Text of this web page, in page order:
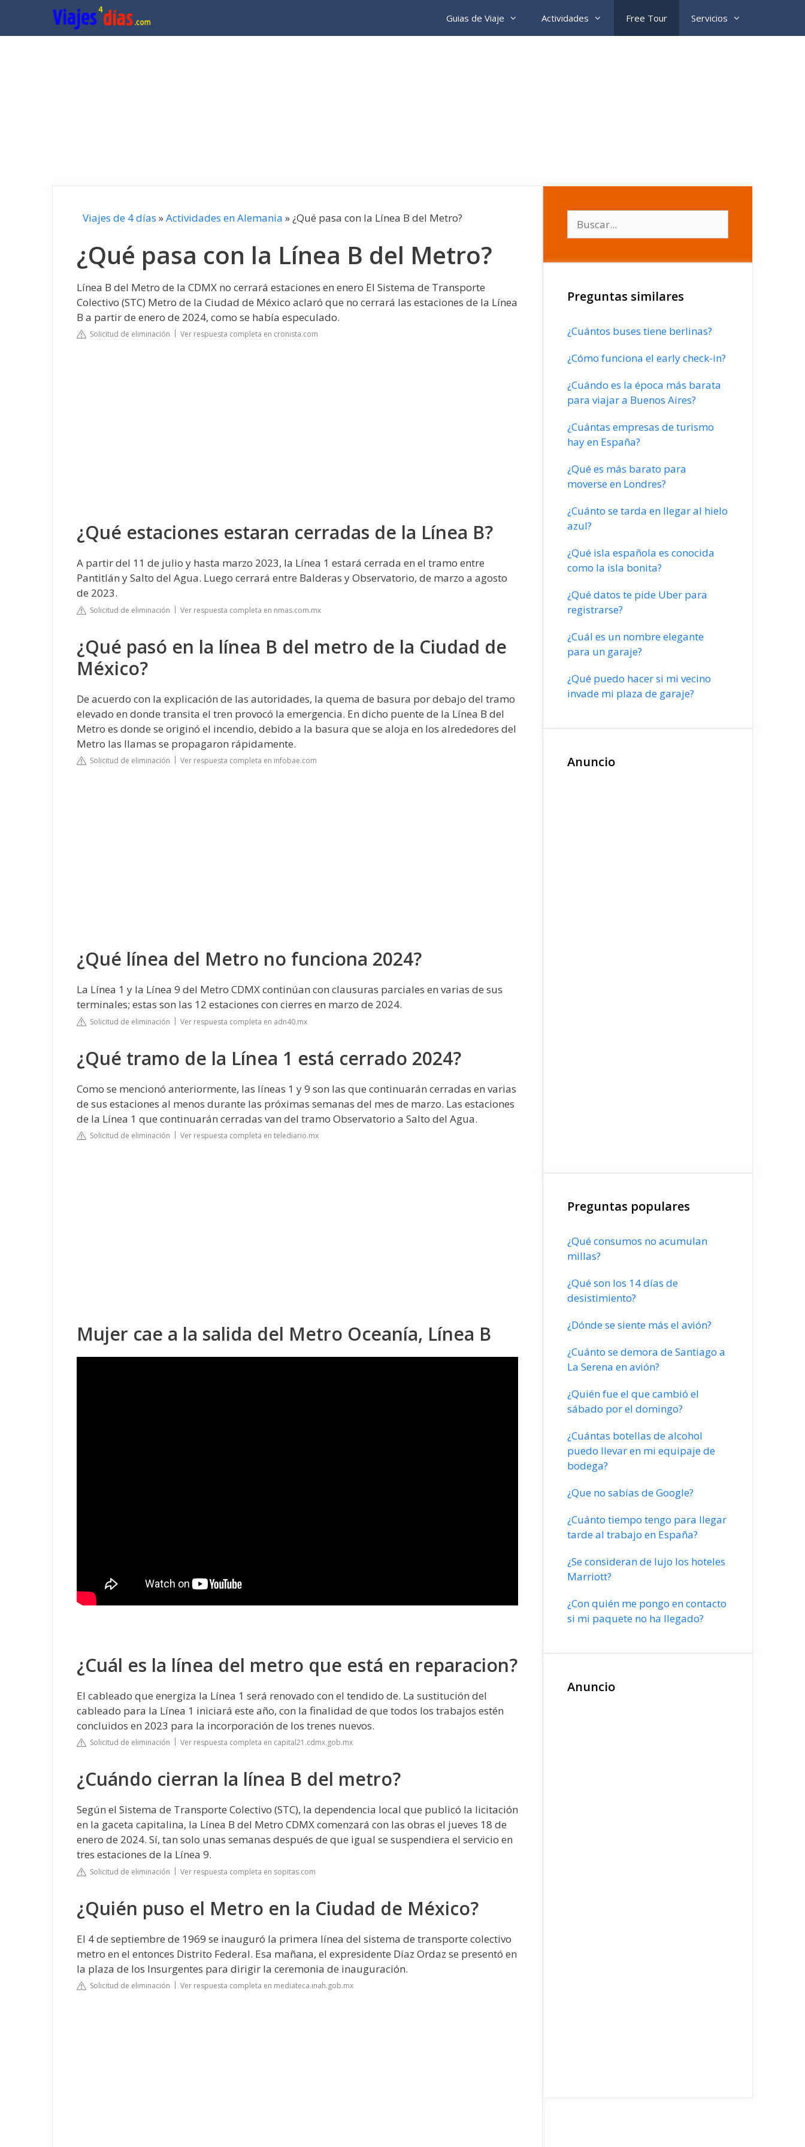
contenido
Guias de Viaje Actividades Free Tour Servicios
Viajes de 4 días »Actividades en Alemania »¿Qué pasa con la Línea B del Metro?
¿Qué pasa con la Línea B del Metro?
Línea B del Metro de la CDMX no cerrará estaciones en enero El Sistema de Transporte
Colectivo (STC) Metro de la Ciudad de México aclaró que no cerrará las estaciones de la Línea
B a partir de enero de 2024, como se había especulado.
Solicitud de eliminación Ver respuesta completa en cronista.com
¿Qué estaciones estaran cerradas de la Línea B?
A partir del 11 de julio y hasta marzo 2023, la Línea 1 estará cerrada en el tramo entre
Pantitlán y Salto del Agua. Luego cerrará entre Balderas y Observatorio, de marzo a agosto
de 2023.
Solicitud de eliminación Ver respuesta completa en nmas.com.mx
¿Qué pasó en la línea B del metro de la Ciudad de
México?
De acuerdo con la explicación de las autoridades, la quema de basura por debajo del tramo
elevado en donde transita el tren provocó la emergencia. En dicho puente de la Línea B del
Metro es donde se originó el incendio, debido a la basura que se aloja en los alrededores del
Metro las llamas se propagaron rápidamente.
Solicitud de eliminación Ver respuesta completa en infobae.com
¿Qué línea del Metro no funciona 2024?
La Línea 1 y la Línea 9 del Metro CDMX continúan con clausuras parciales en varias de sus
terminales; estas son las 12 estaciones con cierres en marzo de 2024.
Solicitud de eliminación Ver respuesta completa en adn40.mx
¿Qué tramo de la Línea 1 está cerrado 2024?
Como se mencionó anteriormente, las líneas 1 y 9 son las que continuarán cerradas en varias
de sus estaciones al menos durante las próximas semanas del mes de marzo. Las estaciones
de la Línea 1 que continuarán cerradas van del tramo Observatorio a Salto del Agua.
Solicitud de eliminación Ver respuesta completa en telediario.mx
Mujer cae a la salida del Metro Oceanía, Línea B
¿Cuál es la línea del metro que está en reparacion?
El cableado que energiza la Línea 1 será renovado con el tendido de. La sustitución del
cableado para la Línea 1 iniciará este año, con la finalidad de que todos los trabajos estén
concluidos en 2023 para la incorporación de los trenes nuevos.
Solicitud de eliminación Ver respuesta completa en capital21.cdmx.gob.mx
¿Cuándo cierran la línea B del metro?
Según el Sistema de Transporte Colectivo (STC), la dependencia local que publicó la licitación
en la gaceta capitalina, la Línea B del Metro CDMX comenzará con las obras el jueves 18 de
enero de 2024. Sí, tan solo unas semanas después de que igual se suspendiera el servicio en
tres estaciones de la Línea 9.
Solicitud de eliminación Ver respuesta completa en sopitas.com
¿Quién puso el Metro en la Ciudad de México?
El 4 de septiembre de 1969 se inauguró la primera línea del sistema de transporte colectivo
metro en el entonces Distrito Federal. Esa mañana, el expresidente Díaz Ordaz se presentó en
la plaza de los Insurgentes para dirigir la ceremonia de inauguración.
Solicitud de eliminación Ver respuesta completa en mediateca.inah.gob.mx
Preguntas similares
¿Cuántos buses tiene berlinas?
¿Cómo funciona el early check-in?
¿Cuándo es la época más barata
para viajar a Buenos Aires?
¿Cuántas empresas de turismo
hay en España?
¿Qué es más barato para
moverse en Londres?
¿Cuánto se tarda en llegar al hielo
azul?
¿Qué isla española es conocida
como la isla bonita?
¿Qué datos te pide Uber para
registrarse?
¿Cuál es un nombre elegante
para un garaje?
¿Qué puedo hacer si mi vecino
invade mi plaza de garaje?
Anuncio
Preguntas populares
¿Qué consumos no acumulan
millas?
¿Qué son los 14 días de
desistimiento?
¿Dónde se siente más el avión?
¿Cuánto se demora de Santiago a
La Serena en avión?
¿Quién fue el que cambió el
sábado por el domingo?
¿Cuántas botellas de alcohol
puedo llevar en mi equipaje de
bodega?
¿Que no sabías de Google?
¿Cuánto tiempo tengo para llegar
tarde al trabajo en España?
¿Se consideran de lujo los hoteles
Marriott?
¿Con quién me pongo en contacto
si mi paquete no ha llegado?
Anuncio